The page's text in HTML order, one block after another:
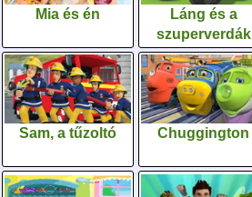
Mia és én
Láng és a
szuperverdák
Sam, a tűzoltó Chuggington